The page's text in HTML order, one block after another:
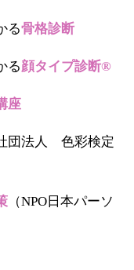
る骨格診断
る顔タイプ診断®
座
団法人 色彩検定
（NPO日本パーソ